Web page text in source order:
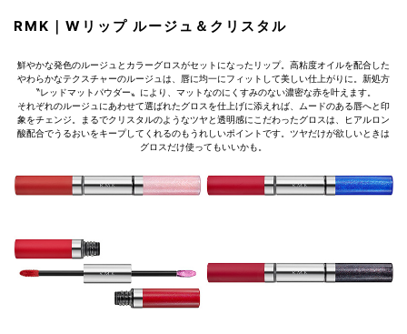
RMK｜Wリップ ルージュ＆クリスタル
鮮やかな発色のルージュとカラーグロスがセットになったリップ。高粘度オイルを配合した
やわらかなテクスチャーのルージュは、唇に均一にフィットして美しい仕上がりに。新処方
〝レッドマットパウダー〟により、マットなのにくすみのない濃密な赤を叶えます。
それぞれのルージュにあわせて選ばれたグロスを仕上げに添えれば、ムードのある唇へと印
象をチェンジ。まるでクリスタルのようなツヤと透明感にこだわったグロスは、ヒアルロン
酸配合でうるおいをキープしてくれるのもうれしいポイントです。ツヤだけが欲しいときは
グロスだけ使ってもいいかも。